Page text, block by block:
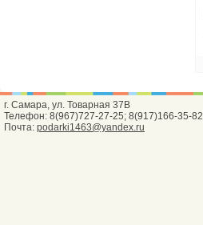
г. Самара, ул. Товарная 37В
Телефон: 8(967)727-27-25; 8(917)166-35-82
Почта: podarki1463@yandex.ru